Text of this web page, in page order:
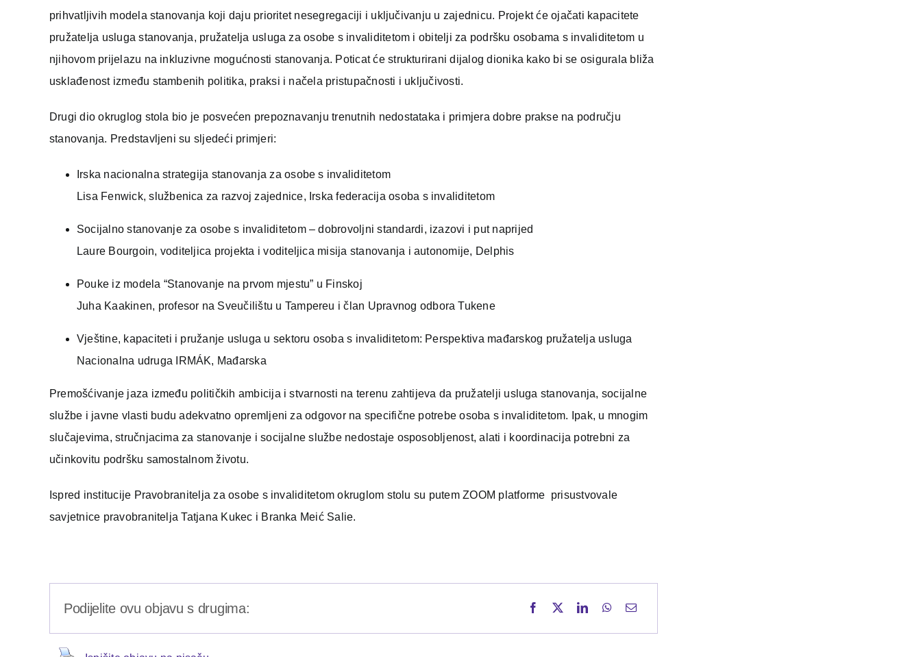
prihvatljivih modela stanovanja koji daju prioritet nesegregaciji i uključivanju u zajednicu. Projekt će ojačati kapacitete
pružatelja usluga stanovanja, pružatelja usluga za osobe s invaliditetom i obitelji za podršku osobama s invaliditetom u
njihovom prijelazu na inkluzivne mogućnosti stanovanja. Poticat će strukturirani dijalog dionika kako bi se osigurala bliža
usklađenost između stambenih politika, praksi i načela pristupačnosti i uključivosti.
Drugi dio okruglog stola bio je posvećen prepoznavanju trenutnih nedostataka i primjera dobre prakse na području
stanovanja. Predstavljeni su sljedeći primjeri:
Irska nacionalna strategija stanovanja za osobe s invaliditetom
Lisa Fenwick, službenica za razvoj zajednice, Irska federacija osoba s invaliditetom
Socijalno stanovanje za osobe s invaliditetom – dobrovoljni standardi, izazovi i put naprijed
Laure Bourgoin, voditeljica projekta i voditeljica misija stanovanja i autonomije, Delphis
Pouke iz modela “Stanovanje na prvom mjestu” u Finskoj
Juha Kaakinen, profesor na Sveučilištu u Tampereu i član Upravnog odbora Tukene
Vještine, kapaciteti i pružanje usluga u sektoru osoba s invaliditetom: Perspektiva mađarskog pružatelja usluga
Nacionalna udruga IRMÁK, Mađarska
Premošćivanje jaza između političkih ambicija i stvarnosti na terenu zahtijeva da pružatelji usluga stanovanja, socijalne
službe i javne vlasti budu adekvatno opremljeni za odgovor na specifične potrebe osoba s invaliditetom. Ipak, u mnogim
slučajevima, stručnjacima za stanovanje i socijalne službe nedostaje osposobljenost, alati i koordinacija potrebni za
učinkovitu podršku samostalnom životu.
Ispred institucije Pravobranitelja za osobe s invaliditetom okruglom stolu su putem ZOOM platforme prisustvovale
savjetnice pravobranitelja Tatjana Kukec i Branka Meić Salie.
Podijelite ovu objavu s drugima: